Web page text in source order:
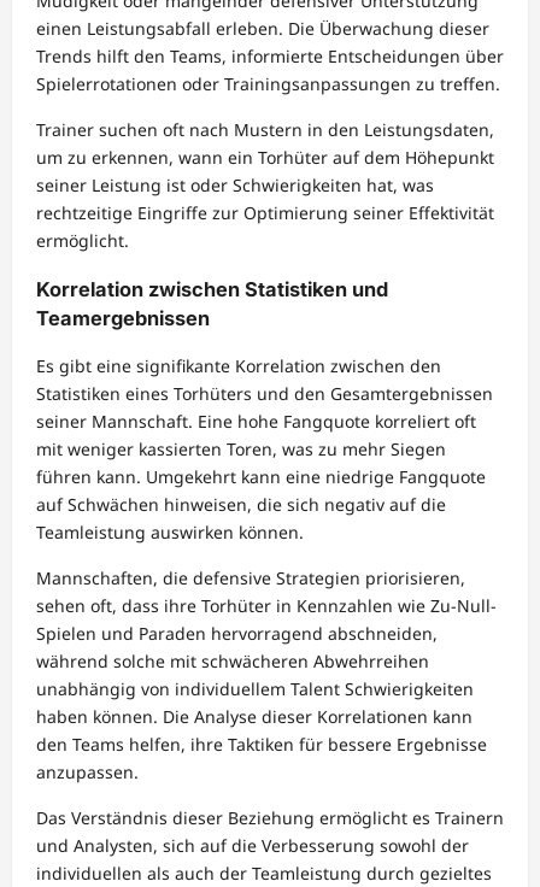
einen Leistungsabfall erleben. Die Überwachung dieser
Trends hilft den Teams, informierte Entscheidungen über
Spielerrotationen oder Trainingsanpassungen zu treffen.
Trainer suchen oft nach Mustern in den Leistungsdaten,
um zu erkennen, wann ein Torhüter auf dem Höhepunkt
seiner Leistung ist oder Schwierigkeiten hat, was
rechtzeitige Eingriffe zur Optimierung seiner Effektivität
ermöglicht.
Korrelation zwischen Statistiken und
Teamergebnissen
Es gibt eine signifikante Korrelation zwischen den
Statistiken eines Torhüters und den Gesamtergebnissen
seiner Mannschaft. Eine hohe Fangquote korreliert oft
mit weniger kassierten Toren, was zu mehr Siegen
führen kann. Umgekehrt kann eine niedrige Fangquote
auf Schwächen hinweisen, die sich negativ auf die
Teamleistung auswirken können.
Mannschaften, die defensive Strategien priorisieren,
sehen oft, dass ihre Torhüter in Kennzahlen wie Zu-Null-
Spielen und Paraden hervorragend abschneiden,
während solche mit schwächeren Abwehrreihen
unabhängig von individuellem Talent Schwierigkeiten
haben können. Die Analyse dieser Korrelationen kann
den Teams helfen, ihre Taktiken für bessere Ergebnisse
anzupassen.
Das Verständnis dieser Beziehung ermöglicht es Trainern
und Analysten, sich auf die Verbesserung sowohl der
individuellen als auch der Teamleistung durch gezieltes